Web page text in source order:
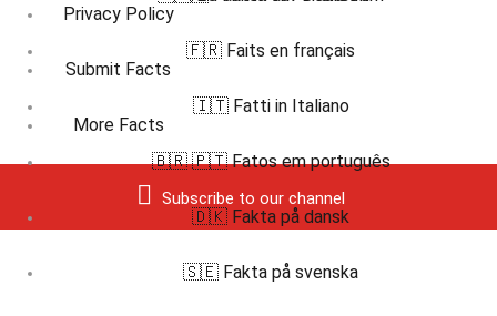
Privacy Policy
Submit Facts
More Facts
Subscribe to our channel
🇫🇷 Faits en français
🇮🇹 Fatti in Italiano
🇧🇷 🇵🇹 Fatos em português
🇩🇰 Fakta på dansk
🇸🇪 Fakta på svenska